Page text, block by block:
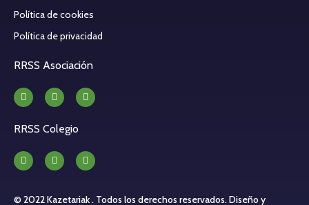
Política de cookies
Política de privacidad
RRSS Asociación
RRSS Colegio
© 2022 Kazetariak . Todos los derechos reservados. Diseño y